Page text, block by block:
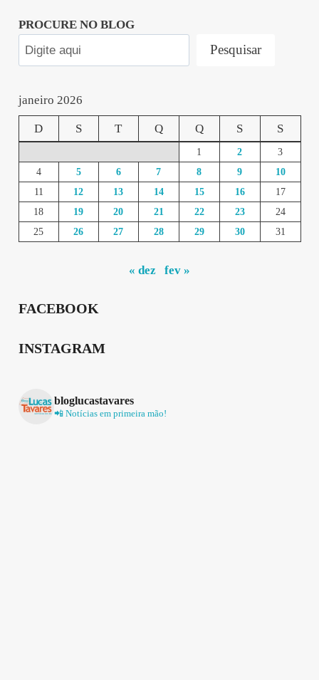
PROCURE NO BLOG
Pesquisar
janeiro 2026
D S T Q Q S S
1 2
3
4
5 6 7 8 9
10
11
12 13 14 15 16
17
18
19 20 21 22 23
24
25
26 27 28 29 30 31
« dez fev »
FACEBOOK
INSTAGRAM
bloglucastavares
📲 Notícias em primeira mão!